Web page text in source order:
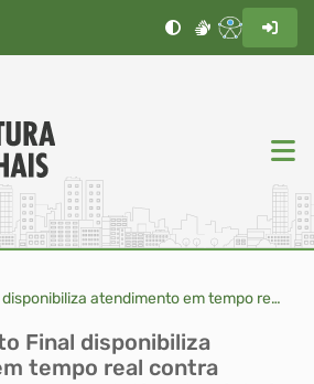
Programa Ponto Final disponibiliza atendimento em tempo real contra assédio no transporte coletivo d...
Final disponibiliza
tempo real contra